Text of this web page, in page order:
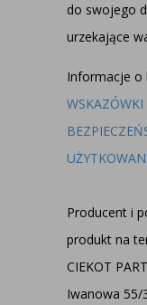
do swojego
urzekające
Informacje o
Producent i
produkt na
CIEKOT
Iwanowa 55/